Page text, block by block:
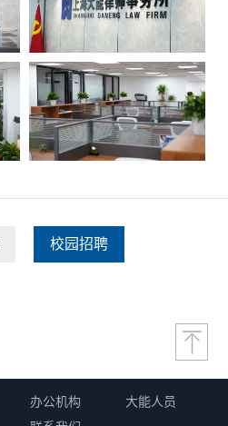
校园招聘
办公机构
大能人员